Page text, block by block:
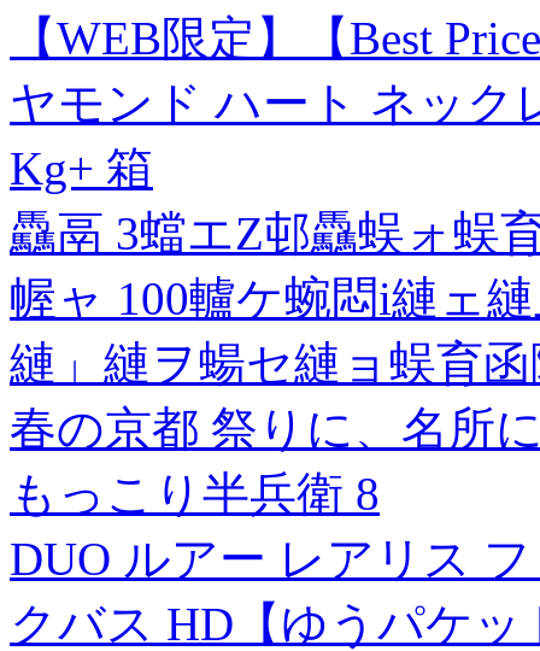
【WEB限定】【Best
ヤモンド ハート ネック
Kg+ 箱
驫鬲 3蟷エZ邨驫蜈ォ蜈
幄ャ 100轤ケ蜿悶i縺ェ
縺」縺ヲ蝪セ縺ョ蜈育
春の京都 祭りに、名所
もっこり半兵衛 8
DUO ルアー レアリス
クバス HD【ゆうパケッ